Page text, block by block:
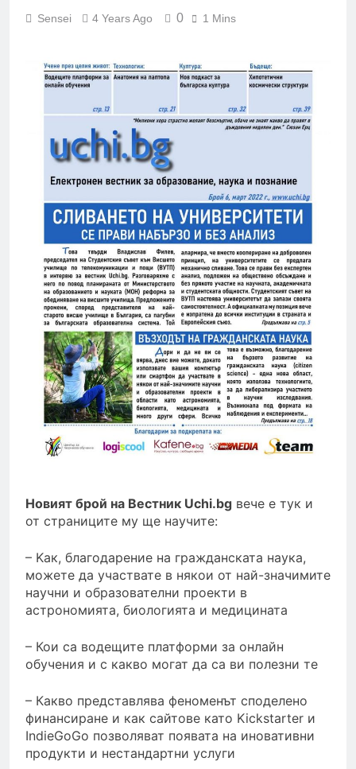
Sensei 4 Years Ago 0 1 Mins
Новият брой на Вестник Uchi.bg вече е тук и
от страниците му ще научите:
– Kак, благодарение на гражданската наука,
можете да участвате в някои от най-значимите
научни и образователни проекти в
астрономията, биологията и медицината
– Кои са водещите платформи за онлайн
обучения и с какво могат да са ви полезни те
– Какво представлява феноменът споделено
финансиране и как сайтове като Kickstarter и
IndieGoGo позволяват появата на иновативни
продукти и нестандартни услуги